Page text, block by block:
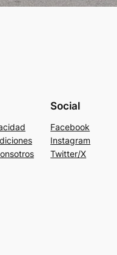
Social
Facebook
Instagram
Twitter/X